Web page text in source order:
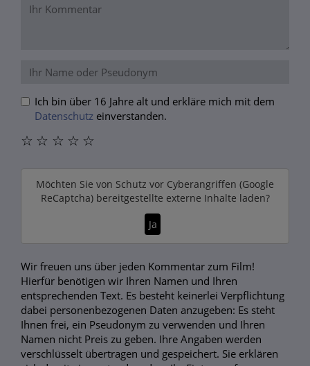
Ich bin über 16 Jahre alt und erkläre mich mit dem
Datenschutz einverstanden.
☆
☆
☆
☆
☆
Möchten Sie von Schutz vor Cyberangriffen (Google
ReCaptcha)bereitgestellte externe Inhalte laden?
Ja
Wir freuen uns über jeden Kommentar zum Film!
Hierfür benötigen wir Ihren Namen und Ihren
entsprechenden Text. Es besteht keinerlei Verpflichtung
dabei personenbezogenen Daten anzugeben: Es steht
Ihnen frei, ein Pseudonym zu verwenden und Ihren
Namen nicht Preis zu geben. Ihre Angaben werden
verschlüsselt übertragen und gespeichert. Sie erklären